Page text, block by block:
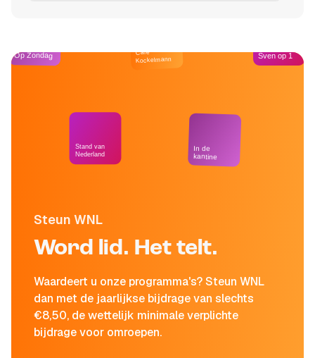
Steun WNL
Word lid. Het telt.
Waardeert u onze programma's? Steun WNL
dan met de jaarlijkse bijdrage van slechts
€8,50, de wettelijk minimale verplichte
bijdrage voor omroepen.
Op Zondag
Stand van
Nederland
Café
Kockelmann
In de
kantine
Sven op 1